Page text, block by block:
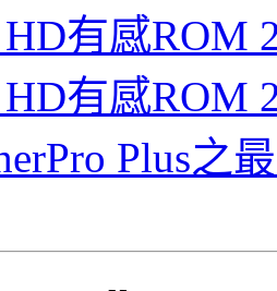
HD有感ROM
HD有感ROM
Plus之